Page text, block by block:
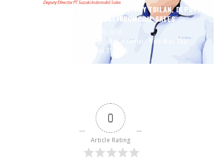
BUSINESS AFTER SALES – DAVY JEFFRY TUILAN, DEPUTY
DIRECTOR PT SUZUKI INDOMOBIL SALES
Media Center
Wise Man Says....
Dec 21, 2015
0
Article Rating